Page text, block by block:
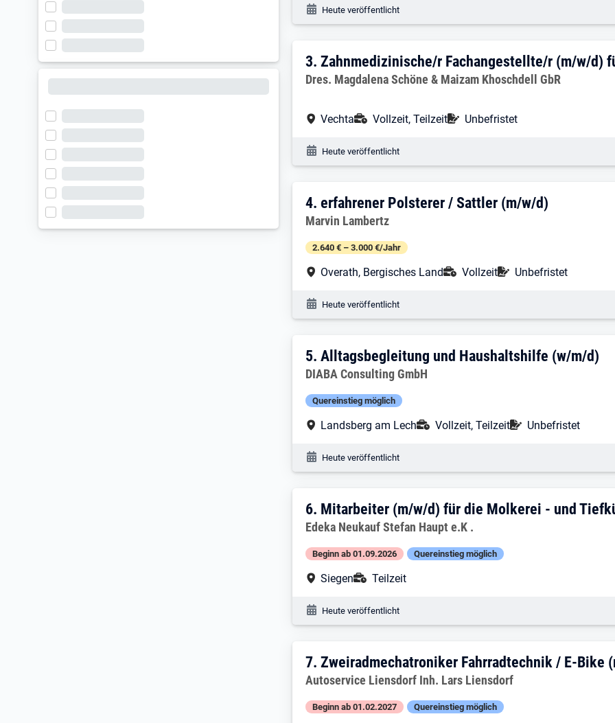
Veröffentlichungsdatum:
Heute veröffentlicht
3. Ergebnis: Zahnmedizinische/r
3.Zahnmedizinische/r Fachangestellte/r (m/w/d)
Arbeitgeber:
Dres. Magdalena Schöne & Maizam Khoschdell GbR
Arbeitsort:
Vechta Anstellungsart:
Vollzeit, Teilzeit Befristung:
Unbefristet
Veröffentlichungsdatum:
Heute veröffentlicht
4. Ergebnis: erfahrener Polsterer /
4.erfahrener Polsterer / Sattler (m/w/d)
Arbeitgeber:
Marvin Lambertz
2.640 € – 3.000 €/Jahr
Arbeitsort:
Overath, Bergisches Land Anstellungsart:
Vollzeit Befristung:
Unbefristet
Veröffentlichungsdatum:
Heute veröffentlicht
5. Ergebnis: Alltagsbegleitung und
5.Alltagsbegleitung und Haushaltshilfe (w/m/d)
Arbeitgeber:
DIABA Consulting GmbH
Quereinstieg möglich
Arbeitsort:
Landsberg am Lech Anstellungsart:
Vollzeit, Teilzeit Befristung:
Unbefristet
Veröffentlichungsdatum:
Heute veröffentlicht
6. Ergebnis: Mitarbeiter (m/w/d) für die
6. Mitarbeiter (m/w/d) für die Molkerei - und
Arbeitgeber:
Edeka Neukauf Stefan Haupt e.K .
Beginn ab 01.09.2026 Quereinstieg möglich
Arbeitsort:
Siegen Anstellungsart:
Teilzeit
Veröffentlichungsdatum:
Heute veröffentlicht
7. Ergebnis: Zweiradmechatroniker
7.Zweiradmechatroniker Fahrradtechnik / E-Bike
Arbeitgeber:
Autoservice Liensdorf Inh. Lars Liensdorf
Beginn ab 01.02.2027 Quereinstieg möglich